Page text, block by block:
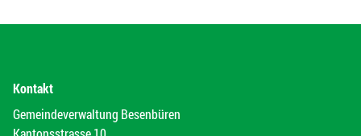
Kontakt
Gemeindeverwaltung Besenbüren